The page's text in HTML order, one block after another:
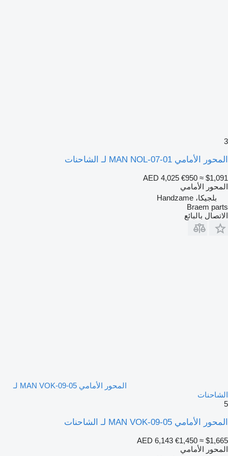
3
المحور الأمامي MAN NOL-07-01 لـ الشاحنات
AED 4,025 €950 ≈ $1,091
المحور الأمامي
بلجيكا، Handzame
Braem parts
الاتصال بالبائع
المحور الأمامي MAN VOK-09-05 لـ
الشاحنات
5
المحور الأمامي MAN VOK-09-05 لـ الشاحنات
AED 6,143 €1,450 ≈ $1,665
المحور الأمامي